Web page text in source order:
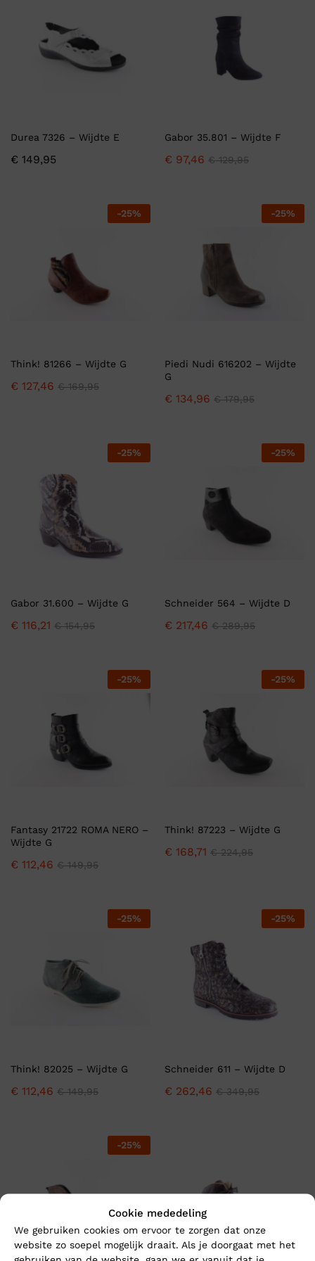
Cookie mededeling
We gebruiken cookies om ervoor te zorgen dat onze
website zo soepel mogelijk draait. Als je doorgaat met het
Durea 7326 – Wijdte E
€ 149,95
Gabor 35.801 – Wijdte F
€ 97,46 €129,95
-25%
Think! 81266 – Wijdte G
€ 127,46 €169,95
-25%
Piedi Nudi 616202 – Wijdte
G
€ 134,96 €179,95
-25%
Gabor 31.600 – Wijdte G
€ 116,21 €154,95
-25%
Schneider 564 – Wijdte D
€ 217,46 €289,95
-25%
Fantasy 21722 ROMA NERO –
Wijdte G
€ 112,46 €149,95
-25%
Think! 87223 – Wijdte G
€ 168,71 €224,95
-25%
Think! 82025 – Wijdte G
€ 112,46 €149,95
-25%
Schneider 611 – Wijdte D
€ 262,46 €349,95
-25%